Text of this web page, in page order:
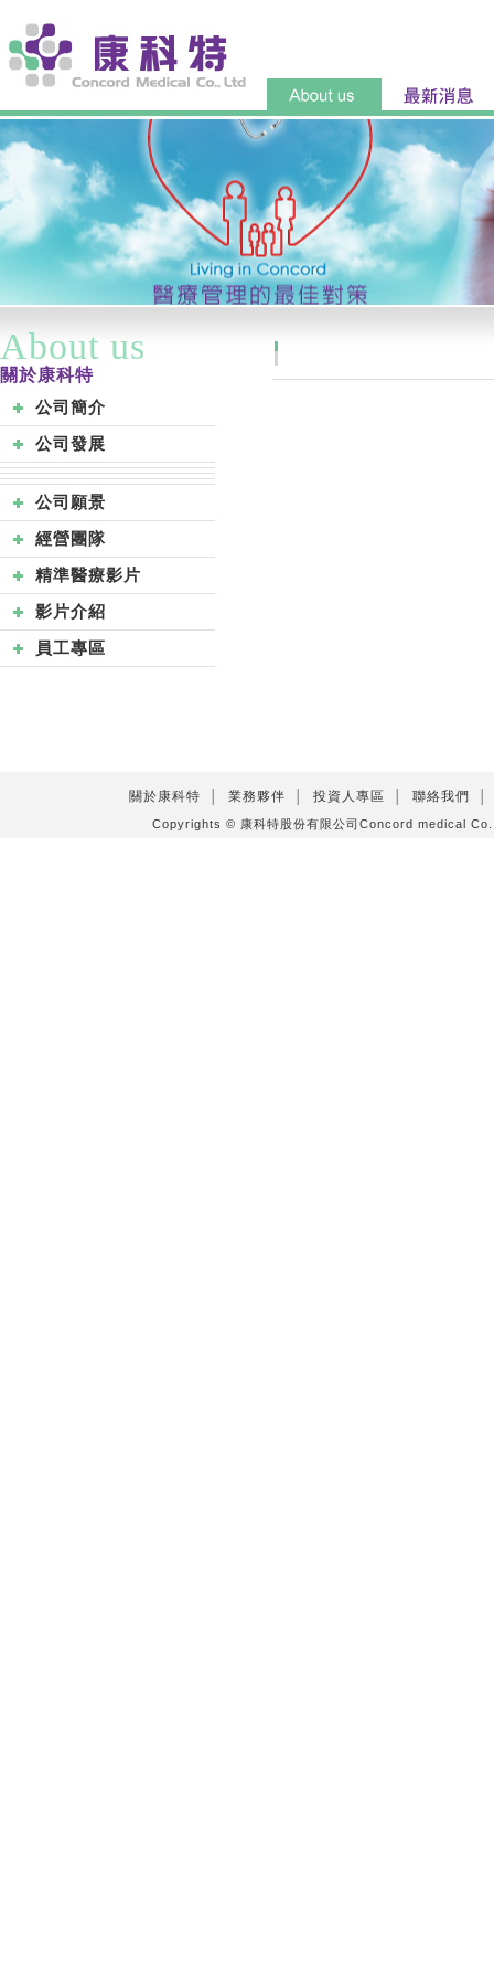
About us
關於康科特
公司簡介
公司發展
公司願景
經營團隊
精準醫療影片
影片介紹
員工專區
關於康科特 業務夥伴 投資人專區 聯絡我們
Copyrights © 康科特股份有限公司Concord medical